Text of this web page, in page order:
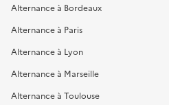
Alternance à Bordeaux
Alternance à Paris
Alternance à Lyon
Alternance à Marseille
Alternance à Toulouse